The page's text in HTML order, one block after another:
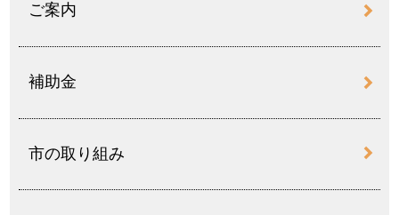
ご案内
補助金
市の取り組み